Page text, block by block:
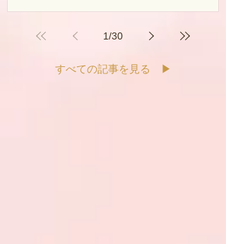
場】 キリスト聖書神学校 【お問い合わせ】
TEL 06-4397-
1/30
すべての記事を見る ▶︎